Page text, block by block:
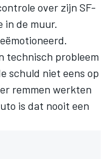
over zijn SF-
in de muur.
technisch probleem
schuld niet eens op
remmen werkten
is dat nooit een